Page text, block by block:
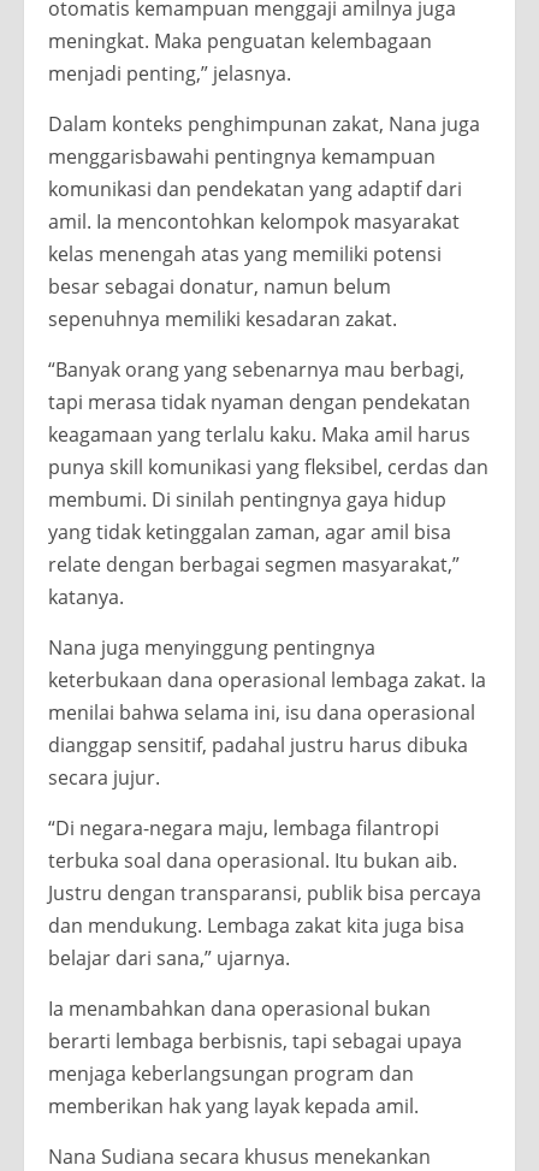
otomatis kemampuan menggaji amilnya juga
meningkat. Maka penguatan kelembagaan
menjadi penting,” jelasnya.
Dalam konteks penghimpunan zakat, Nana juga
menggarisbawahi pentingnya kemampuan
komunikasi dan pendekatan yang adaptif dari
amil. Ia mencontohkan kelompok masyarakat
kelas menengah atas yang memiliki potensi
besar sebagai donatur, namun belum
sepenuhnya memiliki kesadaran zakat.
“Banyak orang yang sebenarnya mau berbagi,
tapi merasa tidak nyaman dengan pendekatan
keagamaan yang terlalu kaku. Maka amil harus
punya skill komunikasi yang fleksibel, cerdas dan
membumi. Di sinilah pentingnya gaya hidup
yang tidak ketinggalan zaman, agar amil bisa
relate dengan berbagai segmen masyarakat,”
katanya.
Nana juga menyinggung pentingnya
keterbukaan dana operasional lembaga zakat. Ia
menilai bahwa selama ini, isu dana operasional
dianggap sensitif, padahal justru harus dibuka
secara jujur.
“Di negara-negara maju, lembaga filantropi
terbuka soal dana operasional. Itu bukan aib.
Justru dengan transparansi, publik bisa percaya
dan mendukung. Lembaga zakat kita juga bisa
belajar dari sana,” ujarnya.
Ia menambahkan dana operasional bukan
berarti lembaga berbisnis, tapi sebagai upaya
menjaga keberlangsungan program dan
memberikan hak yang layak kepada amil.
Nana Sudiana secara khusus menekankan